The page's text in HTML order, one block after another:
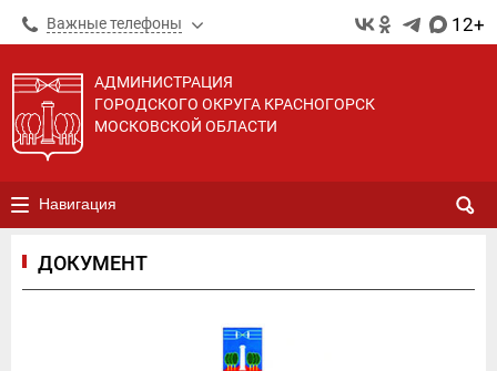
Важные телефоны 12+
АДМИНИСТРАЦИЯ
ГОРОДСКОГО ОКРУГА КРАСНОГОРСК
МОСКОВСКОЙ ОБЛАСТИ
Навигация
ДОКУМЕНТ